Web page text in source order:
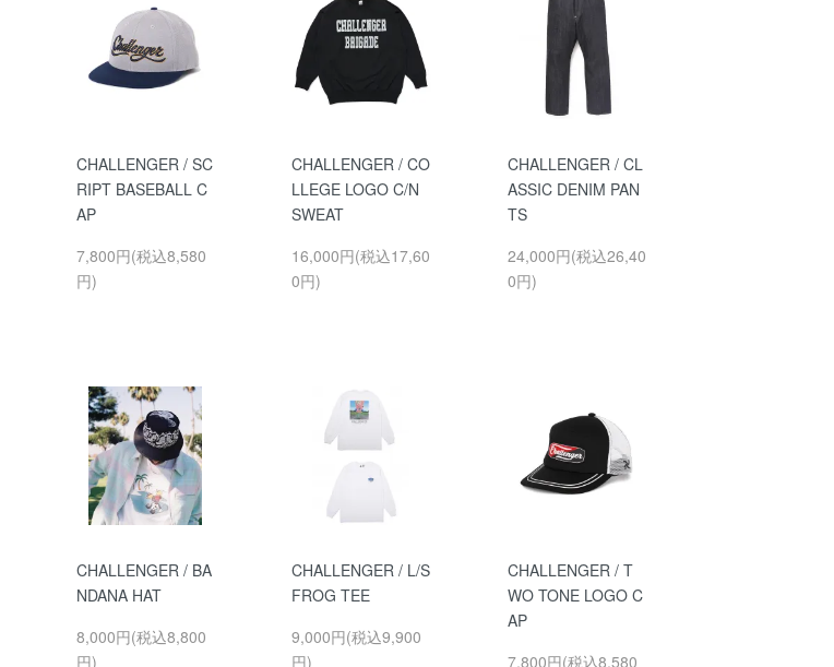
CHALLENGER / SC
RIPT BASEBALL C
AP
7,800円(税込8,580
円)
CHALLENGER / CO
LLEGE LOGO C/N
SWEAT
16,000円(税込17,60
0円)
CHALLENGER / CL
ASSIC DENIM PAN
TS
24,000円(税込26,40
0円)
CHALLENGER / BA
NDANA HAT
8,000円(税込8,800
円)
CHALLENGER / L/S
FROG TEE
9,000円(税込9,900
円)
CHALLENGER / T
WO TONE LOGO C
AP
7,800円(税込8,580